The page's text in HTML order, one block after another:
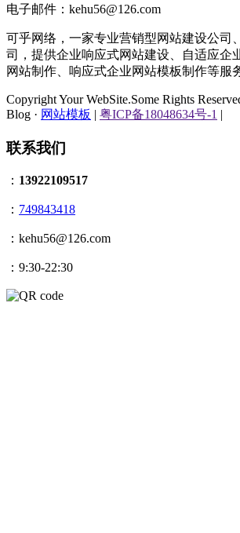
电子邮件：kehu56@126.com
可乎网络，一家专业营销型网站建设公司
司，提供企业响应式网站建设、自适应企
网站制作、响应式企业网站模板制作等服
Copyright Your WebSite.Some Rights
Blog · 网站模板 | 粤ICP备18048634号-1 |
联系我们
： 13922109517
： 749843418
：kehu56@126.com
：9:30-22:30